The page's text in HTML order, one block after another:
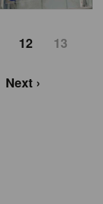
12 13
Next ›